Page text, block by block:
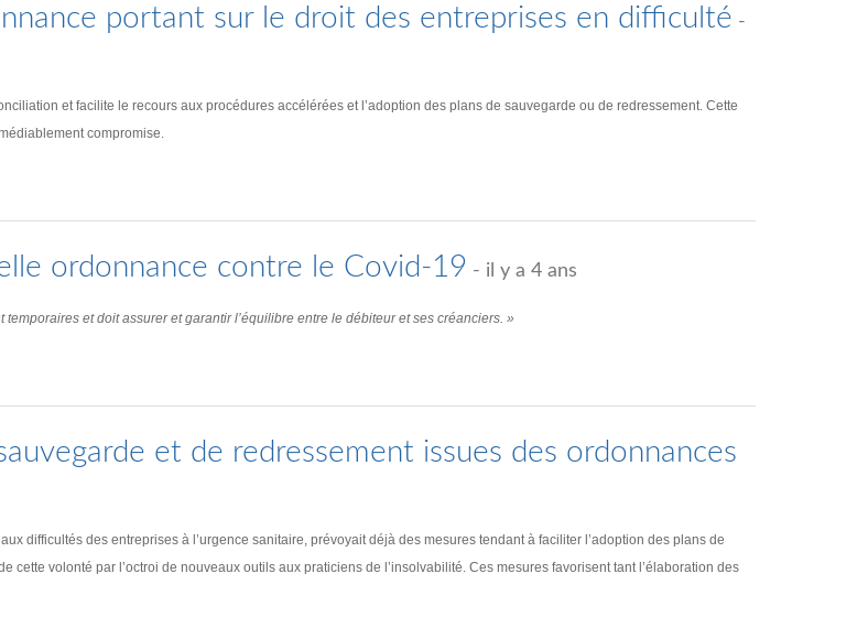
portant sur le droit des entreprises en difficulté -
et facilite le recours aux procédures accélérées et l’adoption des plans de sauvegarde ou de redressement. Cette
compromise.
ordonnance contre le Covid-19 - il y a 4 ans
et doit assurer et garantir l’équilibre entre le débiteur et ses créanciers. »
et de redressement issues des ordonnances
difficultés des entreprises à l’urgence sanitaire, prévoyait déjà des mesures tendant à faciliter l’adoption des plans de
volonté par l’octroi de nouveaux outils aux praticiens de l’insolvabilité. Ces mesures favorisent tant l’élaboration des